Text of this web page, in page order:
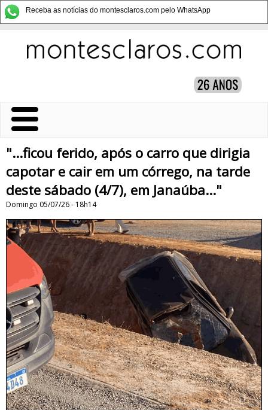
Receba as notícias do montesclaros.com pelo WhatsApp
"...ficou ferido, após o carro que dirigia
capotar e cair em um córrego, na tarde
deste sábado (4/7), em Janaúba..."
Domingo 05/07/26 - 18h14